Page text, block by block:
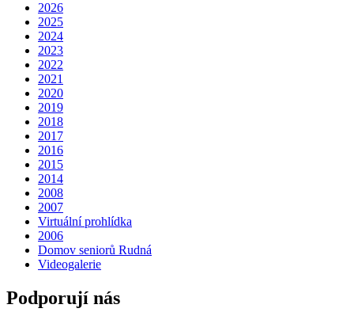
2026
2025
2024
2023
2022
2021
2020
2019
2018
2017
2016
2015
2014
2008
2007
Virtuální prohlídka
2006
Domov seniorů Rudná
Videogalerie
Podporují nás